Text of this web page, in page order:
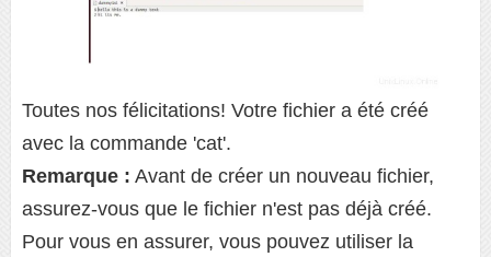
Toutes nos félicitations! Votre fichier a été créé
avec la commande 'cat'.
Remarque : Avant de créer un nouveau fichier,
assurez-vous que le fichier n'est pas déjà créé.
Pour vous en assurer, vous pouvez utiliser la